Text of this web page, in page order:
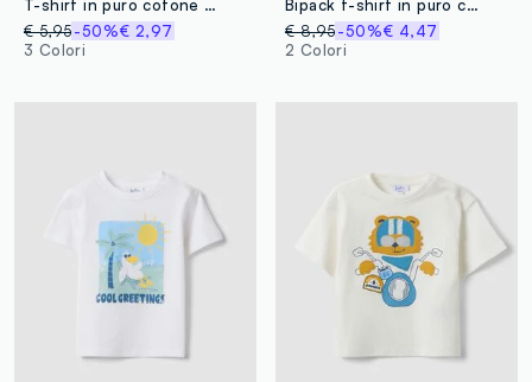
T-shirt in puro cotone bianca da bimbo regular fit con stampa rider
€ 5,95-50%€ 2,97
3 Colori
Bipack t-shirt in puro cotone multicolor da bimbo regular fit
€ 8,95-50%€ 4,47
2 Colori